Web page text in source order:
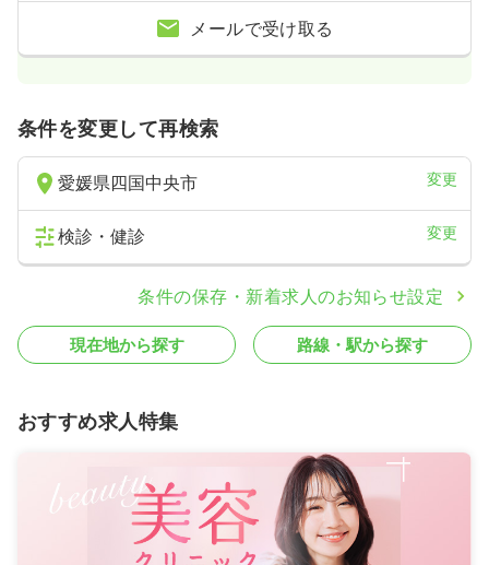
メールで受け取る
条件を変更して再検索
愛媛県四国中央市 変更
検診・健診 変更
条件の保存・新着求人のお知らせ設定
現在地から探す 路線・駅から探す
おすすめ求人特集